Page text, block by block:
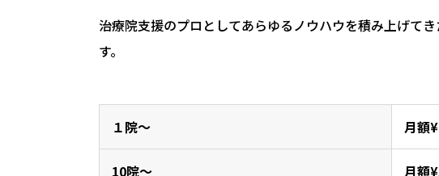
治療院支援のプロとしてあらゆるノウハウを積み上げて
す。
１院〜 月額
10院〜 月額